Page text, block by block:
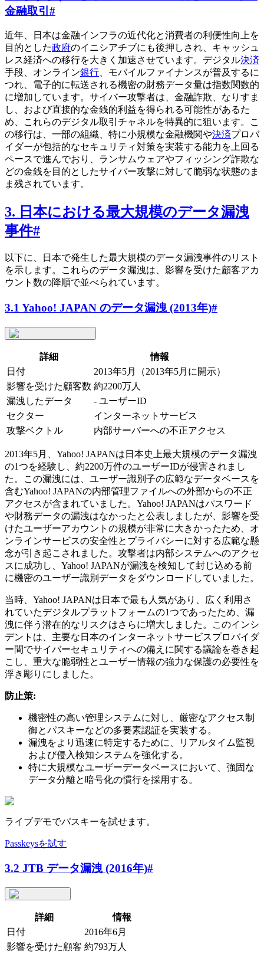
金融取引 #
近年、日本は金融インフラの近代化と消費者の利便性向上を
目的とした政府のイニシアチブにも後押しされ、キャッシュ
レス経済への移行を大きく加速させています。デジタル決済
手段、オンライン銀行 、モバイルファイナンスが普及するに
つれ、電子的に転送される機密の財務データ量は指数関数的
に増加しています。サイバー攻撃者は、金融詐欺、なりすま
し、および直接的な金銭的利益を得られる可能性があるた
め、これらのデジタル取引チャネルを特異的に狙います。こ
の移行は、一部の組織、特に小規模な金融機関や決済プロバ
イダーが包括的なセキュリティ対策を実装する能力を上回る
ペースで進んでおり、ランサムウェアやフィッシング詐欺な
どの金銭を目的としたサイバー攻撃に対して脆弱な状態のま
ま残されています。
3. 日本における最大規模のデータ漏洩
事件#
以下に、日本で発生した最大規模のデータ漏洩事件のリスト
を示します。これらのデータ漏洩は、影響を受けた顧客アカ
ウント数の降順で並べられています。
3.1 Yahoo! JAPAN のデータ漏洩 (2013年)#
詳細
情報
日付
2013年5月（2013年5月に開示）
影響を受けた顧客数 約2200万人
漏洩したデータ
- ユーザーID
セクター
インターネットサービス
攻撃ベクトル
内部サーバーへの不正アクセス
2013年5月、Yahoo! JAPANは日本史上最大規模のデータ漏洩
の1つを経験し、約2200万件のユーザーIDが侵害されまし
た。この漏洩には、ユーザー識別子の広範なデータベースを
含むYahoo! JAPANの内部管理ファイルへの外部からの不正
アクセスが含まれていました。Yahoo! JAPANはパスワード
や財務データの漏洩はなかったと公表しましたが、影響を受
けたユーザーアカウントの規模が非常に大きかったため、オ
ンラインサービスの安全性とプライバシーに対する広範な懸
念が引き起こされました。攻撃者は内部システムへのアクセ
スに成功し、Yahoo! JAPANが漏洩を検知して封じ込める前
に機密のユーザー識別データをダウンロードしていました。
当時、Yahoo! JAPANは日本で最も人気があり、広く利用さ
れていたデジタルプラットフォームの1つであったため、漏
洩に伴う潜在的なリスクはさらに増大しました。このインシ
デントは、主要な日本のインターネットサービスプロバイダ
ー間でサイバーセキュリティへの備えに関する議論を巻き起
こし、重大な脆弱性とユーザー情報の強力な保護の必要性を
浮き彫りにしました。
防止策:
機密性の高い管理システムに対し、厳密なアクセス制
御とパスキーなどの多要素認証を実装する。
漏洩をより迅速に特定するために、リアルタイム監視
および侵入検知システムを強化する。
特に大規模なユーザーデータベースにおいて、強固な
データ分離と暗号化の慣行を採用する。
ライブデモでパスキーを試せます。
Passkeysを試す
3.2 JTB データ漏洩 (2016年)#
詳細
情報
日付
2016年6月
影響を受けた顧客 約793万人